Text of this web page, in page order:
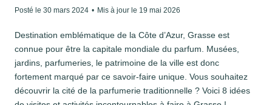
Posté le 30 mars 2024 • Mis à jour le 19 mai 2026
Destination emblématique de la Côte d’Azur, Grasse est
connue pour être la capitale mondiale du parfum. Musées,
jardins, parfumeries, le patrimoine de la ville est donc
fortement marqué par ce savoir-faire unique. Vous souhaitez
découvrir la cité de la parfumerie traditionnelle ? Voici 8 idées